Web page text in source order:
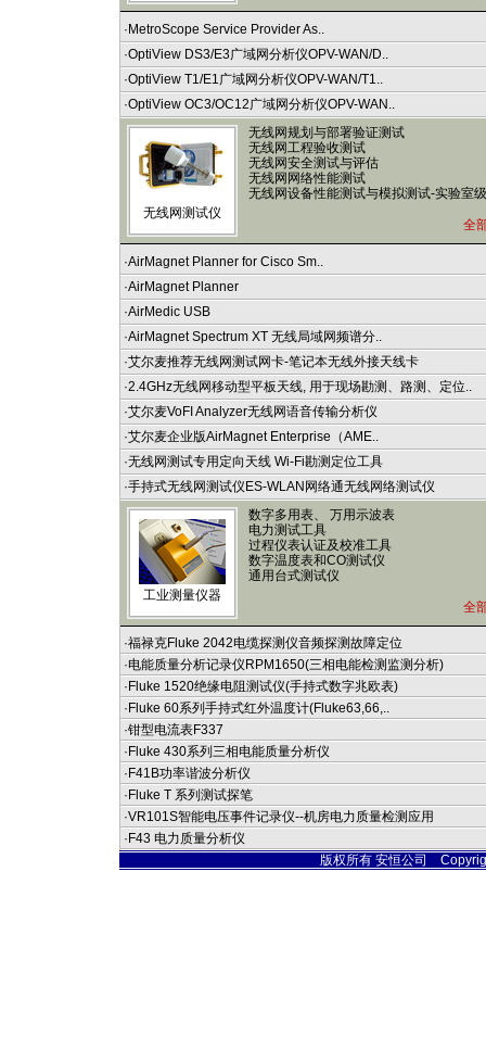
· MetroScope Service Provider As..
·OptiView DS3/E3广域网分析仪OPV-WAN/D..
·OptiView T1/E1广域网分析仪OPV-WAN/T1..
·OptiView OC3/OC12广域网分析仪OPV-WAN..
无线网测试仪
无线网规划与部署验证测试
无线网工程验收测试
无线网安全测试与评估
无线网网络性能测试
无线网设备性能测试与模拟测试-实验室
全
·AirMagnet Planner for Cisco Sm..
·AirMagnet Planner
·AirMedic USB
·AirMagnet Spectrum XT 无线局域网频谱分..
·艾尔麦推荐无线网测试网卡-笔记本无线外接天线卡
·2.4GHz无线网移动型平板天线, 用于现场勘测、路测、定位..
·艾尔麦VoFI Analyzer无线网语音传输分析仪
·艾尔麦企业版AirMagnet Enterprise（AME..
·无线网测试专用定向天线 Wi-Fi勘测定位工具
·手持式无线网测试仪ES-WLAN网络通无线网络测试仪
工业测量仪器
数字多用表、 万用示波表
电力测试工具
过程仪表认证及校准工具
数字温度表和CO测试仪
通用台式测试仪
全
·福禄克Fluke 2042电缆探测仪音频探测故障定位
·电能质量分析记录仪RPM1650(三相电能检测监测分析)
· Fluke 1520绝缘电阻测试仪(手持式数字兆欧表)
· Fluke 60系列手持式红外温度计(Fluke63,66,..
·钳型电流表F337
· Fluke 430系列三相电能质量分析仪
· F41B功率谐波分析仪
· Fluke T 系列测试探笔
·VR101S智能电压事件记录仪--机房电力质量检测应用
· F43 电力质量分析仪
版权所有 安恒公司